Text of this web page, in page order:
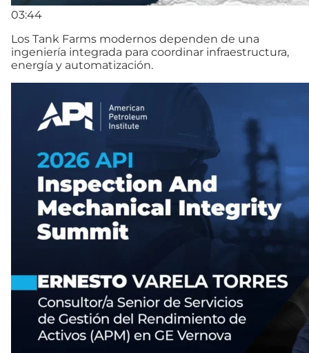
03:44
Los Tank Farms modernos dependen de una
ingeniería integrada para coordinar infraestructura,
energía y automatización.